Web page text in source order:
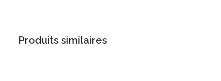
Produits similaires